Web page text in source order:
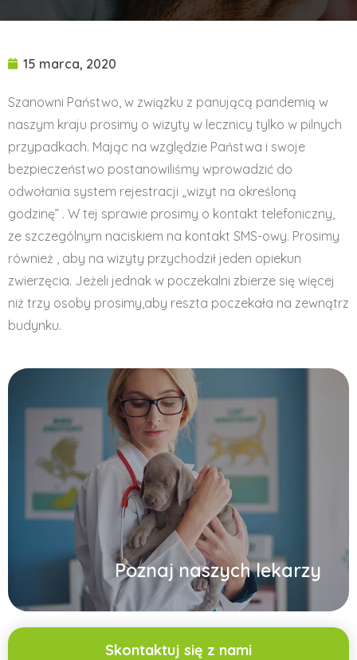
15 marca, 2020
Szanowni Państwo, w związku z panującą pandemią w
naszym kraju prosimy o wizyty w lecznicy tylko w pilnych
przypadkach. Mając na względzie Państwa i swoje
bezpieczeństwo postanowiliśmy wprowadzić do
odwołania system rejestracji „wizyt na określoną
godzinę” . W tej sprawie prosimy o kontakt telefoniczny,
ze szczególnym naciskiem na kontakt SMS-owy. Prosimy
również , aby na wizyty przychodził jeden opiekun
zwierzęcia. Jeżeli jednak w poczekalni zbierze się więcej
niż trzy osoby prosimy,aby reszta poczekała na zewnątrz
budynku.
Poznaj naszych lekarzy
Skontaktuj się z nami